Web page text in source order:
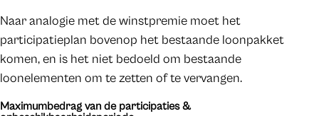
Naar analogie met de winstpremie moet het
participatieplan bovenop het bestaande loonpakket
komen, en is het niet bedoeld om bestaande
loonelementen om te zetten of te vervangen.
Maximumbedrag van de participaties &